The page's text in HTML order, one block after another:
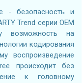
- безопасность и
Trend серии OEM
возможность на
кодирования
воспроизведение
происходит без
к головному